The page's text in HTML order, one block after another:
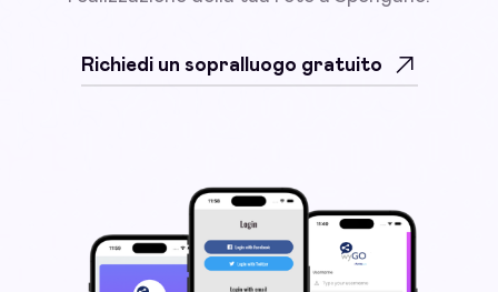
Richiedi un sopralluogo gratuito